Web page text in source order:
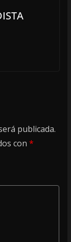
publicada.
con *